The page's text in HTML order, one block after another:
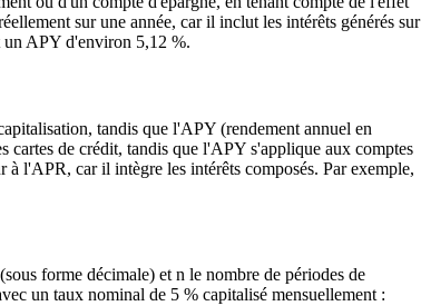
sur une année, car il inclut les intérêts générés sur
un APY d'environ 5,12 %.
tandis que l'APY (rendement annuel en
cartes de crédit, tandis que l'APY s'applique aux comptes
l'APR, car il intègre les intérêts composés. Par exemple,
forme décimale) et n le nombre de périodes de
un taux nominal de 5 % capitalisé mensuellement :